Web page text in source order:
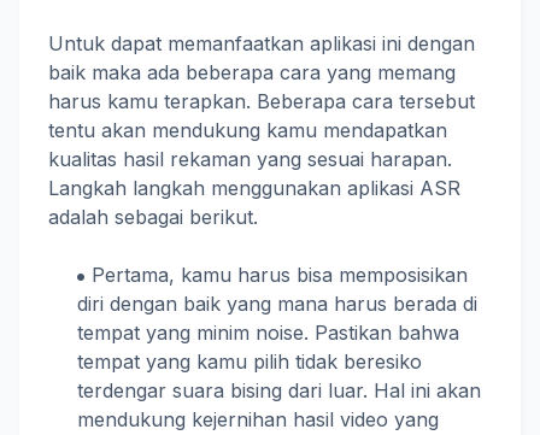
Untuk dapat memanfaatkan aplikasi ini dengan
baik maka ada beberapa cara yang memang
harus kamu terapkan. Beberapa cara tersebut
tentu akan mendukung kamu mendapatkan
kualitas hasil rekaman yang sesuai harapan.
Langkah langkah menggunakan aplikasi ASR
adalah sebagai berikut.
Pertama, kamu harus bisa memposisikan
diri dengan baik yang mana harus berada di
tempat yang minim noise. Pastikan bahwa
tempat yang kamu pilih tidak beresiko
terdengar suara bising dari luar. Hal ini akan
mendukung kejernihan hasil video yang